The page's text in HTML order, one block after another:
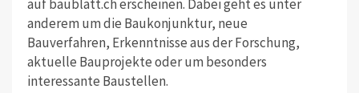
auf baublatt.ch erscheinen. Dabei geht es unter
anderem um die Baukonjunktur, neue
Bauverfahren, Erkenntnisse aus der Forschung,
aktuelle Bauprojekte oder um besonders
interessante Baustellen.